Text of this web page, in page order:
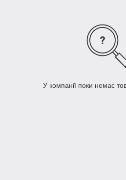
У компанії поки немає